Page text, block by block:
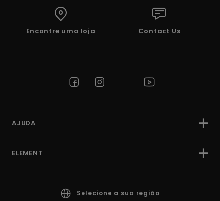
Encontre uma loja Contact Us
AJUDA
ELEMENT
Selecione a sua região